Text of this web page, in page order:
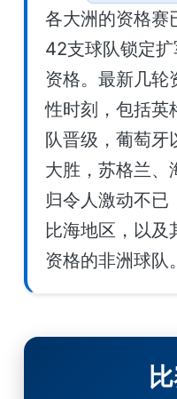
各大洲的资格赛
42支球队锁定
资格。最新几轮
性时刻，包括英
队晋级，葡萄牙
大胜，苏格兰、
归令人激动不已
比海地区，以及
资格的非洲球队。